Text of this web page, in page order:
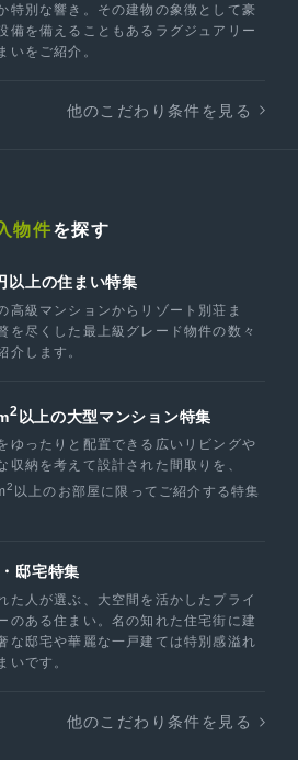
特別な響き。その建物の象徴として豪
備を備えることもあるラグジュアリー
いをご紹介。
他のこだわり条件を見る
物件を探す
以上の住まい特集
高級マンションからリゾート別荘ま
を尽くした最上級グレード物件の数々
介します。
2 以上の大型マンション特集
ゆったりと配置できる広いリビングや
収納を考えて設計された間取りを、
2 以上のお部屋に限ってご紹介する特集
邸宅特集
た人が選ぶ、大空間を活かしたプライ
のある住まい。名の知れた住宅街に建
な邸宅や華麗な一戸建ては特別感溢れ
いです。
他のこだわり条件を見る